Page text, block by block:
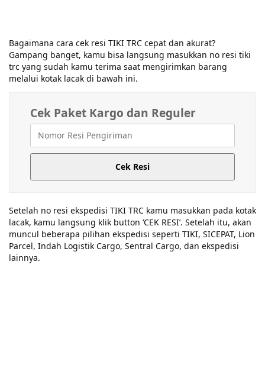
Bagaimana cara cek resi TIKI TRC cepat dan akurat?
Gampang banget, kamu bisa langsung masukkan no resi tiki
trc yang sudah kamu terima saat mengirimkan barang
melalui kotak lacak di bawah ini.
Cek Paket Kargo dan Reguler
Cek Resi
Setelah no resi ekspedisi TIKI TRC kamu masukkan pada kotak
lacak, kamu langsung klik button ‘CEK RESI’. Setelah itu, akan
muncul beberapa pilihan ekspedisi seperti TIKI, SICEPAT, Lion
Parcel, Indah Logistik Cargo, Sentral Cargo, dan ekspedisi
lainnya.